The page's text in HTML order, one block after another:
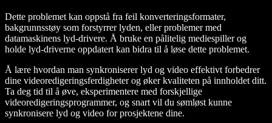
Dette problemet kan oppstå fra feil konverteringsformater,
bakgrunnsstøy som forstyrrer lyden, eller problemer med
datamaskinens lyd-drivere. Å bruke en pålitelig mediespiller og
holde lyd-driverne oppdatert kan bidra til å løse dette problemet.
Å lære hvordan man synkroniserer lyd og video effektivt forbedrer
dine videoredigeringsferdigheter og øker kvaliteten på innholdet ditt.
Ta deg tid til å øve, eksperimentere med forskjellige
videoredigeringsprogrammer, og snart vil du sømløst kunne
synkronisere lyd og video for prosjektene dine.